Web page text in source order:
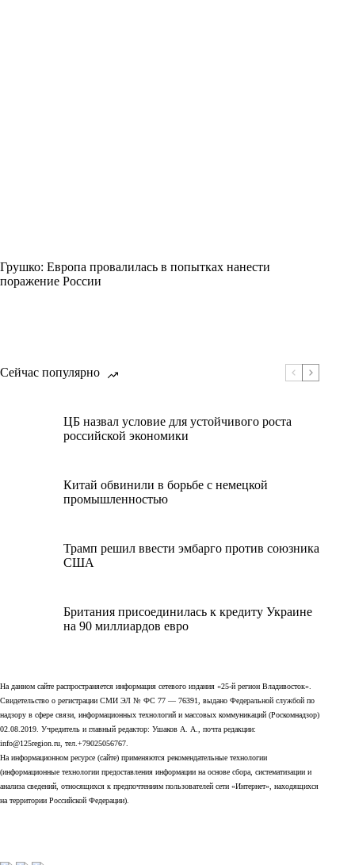
Грушко: Европа провалилась в попытках нанести
поражение России
Сейчас популярно
ЦБ назвал условие для устойчивого роста
российской экономики
Китай обвинили в борьбе с немецкой
промышленностью
Трамп решил ввести эмбарго против союзника
США
Британия присоединилась к кредиту Украине
на 90 миллиардов евро
На данном сайте распространяется информация сетевого издания «25-й регион Владивосток».
Свидетельство о регистрации СМИ ЭЛ № ФС 77 — 76391, выдано Федеральной службой по
надзору в сфере связи, информационных технологий и массовых коммуникаций (Роскомнадзор)
02.08.2019. Учредитель и главный редактор: Ушаков А. А., почта редакции:
info@125region.ru, тел.+79025056767.
На информационном ресурсе (сайте) применяются рекомендательные технологии
(информационные технологии предоставления информации на основе сбора, систематизации и
анализа сведений, относящихся к предпочтениям пользователей сети «Интернет», находящихся
на территории Российской Федерации).